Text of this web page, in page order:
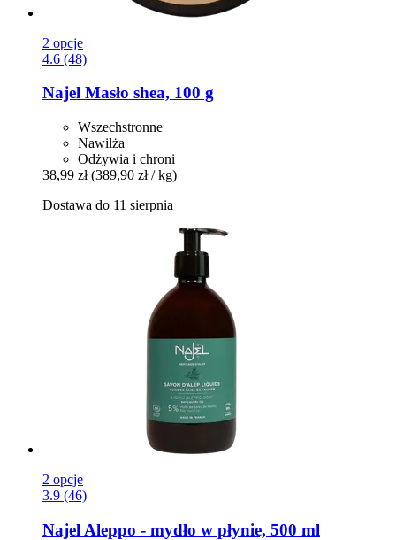
2 opcje
4.6 (48)
Najel Masło shea, 100 g
Wszechstronne
Nawilża
Odżywia i chroni
38,99 zł (389,90 zł / kg)
Dostawa do 11 sierpnia
2 opcje
3.9 (46)
Najel Aleppo -​ mydło w płynie, 500 ml